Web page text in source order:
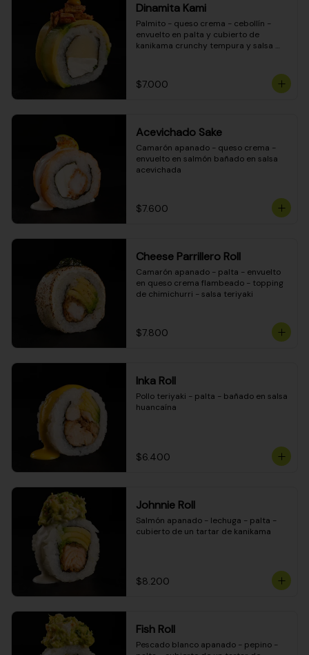
Dinamita Kami
Palmito - queso crema - cebollín -
envuelto en palta y cubierto de
kanikama crunchy tempura y salsa
$7.000
Acevichado Sake
Camarón apanado - queso crema -
envuelto en salmón bañado en salsa
acevichada
$7.600
Cheese Parrillero Roll
Camarón apanado - palta - envuelto
en queso crema flambeado - topping
de chimichurri - salsa teriyaki
$7.800
Inka Roll
Pollo teriyaki - palta - bañado en salsa
huancaína
$6.400
Johnnie Roll
Salmón apanado - lechuga - palta -
cubierto de un tartar de kanikama
$8.200
Fish Roll
Pescado blanco apanado - pepino -